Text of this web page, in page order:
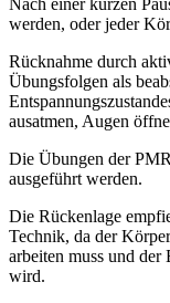
Nach einer kurzen
werden, oder jeder
Rücknahme durch
Übungsfolgen als
ausatmen, Augen
Die Übungen der
ausgeführt werden.
Die Rückenlage
Technik, da der
arbeiten muss und der
wird.